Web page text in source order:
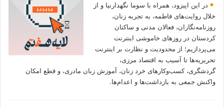
در این اپیزود، همراه با سوما نگهدارنیا و از
خلال روایت‌های فاطمه، به تجربه زنان،
روزنامه‌نگاران، فعالان مدنی و ساکنان
کردستان در روزهای خاموشی اینترنت
می‌پردازیم؛ از محدودیت و نظارت بر اینترنت
تحریریه‌ها تا آسیب به اقتصاد مرزی،
گردشگری، کسب‌وکارهای خرد زنان، آموزش زبان مادری، و قطع امکان
واکنش جمعی به بازداشت‌ها و اعدام‌ها.